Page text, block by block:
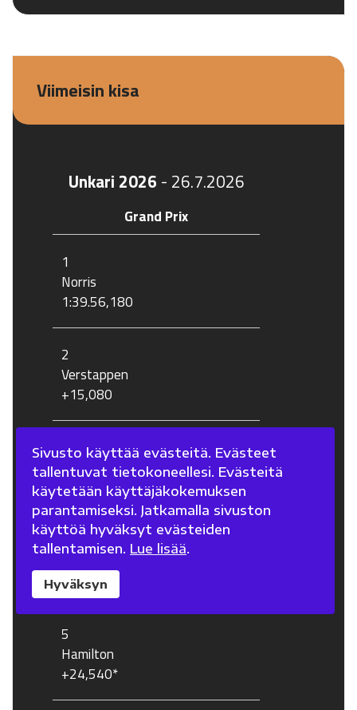
Viimeisin kisa
Unkari 2026 - 26.7.2026
Grand Prix
1
Norris
1:39.56,180
2
Verstappen
+15,080
3
Antonelli
+18,728
4
Leclerc
+23,840
5
Hamilton
+24,540*
Sivusto käyttää evästeitä. Evästeet
tallentuvat tietokoneellesi. Evästeitä
käytetään käyttäjäkokemuksen
parantamiseksi. Jatkamalla sivuston
käyttöä hyväksyt evästeiden
tallentamisen. Lue lisää.
Hyväksyn